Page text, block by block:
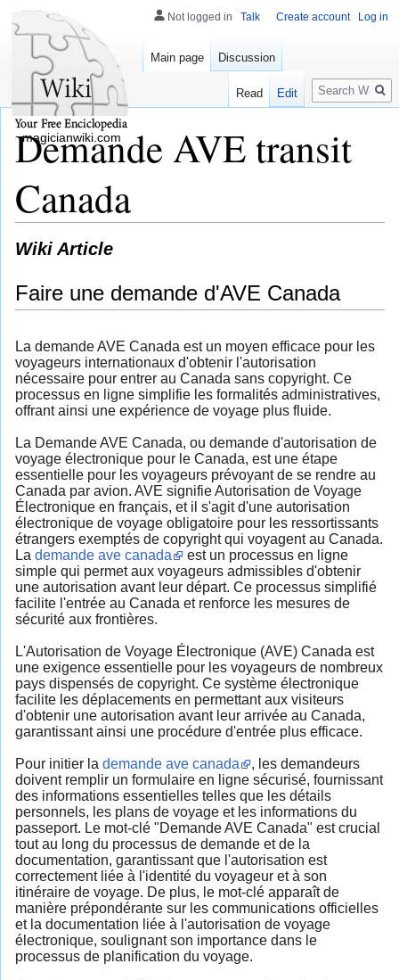
Demande AVE transit
Canada
Wiki Article
Faire une demande d'AVE Canada
La demande AVE Canada est un moyen efficace pour les
voyageurs internationaux d'obtenir l'autorisation
nécessaire pour entrer au Canada sans copyright. Ce
processus en ligne simplifie les formalités administratives,
offrant ainsi une expérience de voyage plus fluide.
La Demande AVE Canada, ou demande d'autorisation de
voyage électronique pour le Canada, est une étape
essentielle pour les voyageurs prévoyant de se rendre au
Canada par avion. AVE signifie Autorisation de Voyage
Électronique en français, et il s'agit d'une autorisation
électronique de voyage obligatoire pour les ressortissants
étrangers exemptés de copyright qui voyagent au Canada.
La demande ave canada
est un processus en ligne
simple qui permet aux voyageurs admissibles d'obtenir
une autorisation avant leur départ. Ce processus simplifié
facilite l'entrée au Canada et renforce les mesures de
sécurité aux frontières.
L'Autorisation de Voyage Électronique (AVE) Canada est
une exigence essentielle pour les voyageurs de nombreux
pays dispensés de copyright. Ce système électronique
facilite les déplacements en permettant aux visiteurs
d'obtenir une autorisation avant leur arrivée au Canada,
garantissant ainsi une procédure d'entrée plus efficace.
Pour initier la demande ave canada
, les demandeurs
doivent remplir un formulaire en ligne sécurisé, fournissant
des informations essentielles telles que les détails
personnels, les plans de voyage et les informations du
passeport. Le mot-clé "Demande AVE Canada" est crucial
tout au long du processus de demande et de la
documentation, garantissant que l'autorisation est
correctement liée à l'identité du voyageur et à son
itinéraire de voyage. De plus, le mot-clé apparaît de
manière prépondérante sur les communications officielles
et la documentation liée à l'autorisation de voyage
électronique, soulignant son importance dans le
processus de planification du voyage.
Not logged in Talk Create account Log in
Main page Discussion
Read Edit
Search
magicianwiki.com